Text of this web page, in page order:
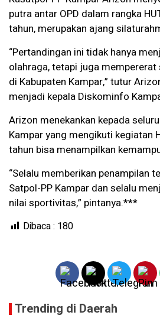
putra antar OPD dalam rangka
tahun, merupakan ajang
“Pertandingan ini tidak hanya
olahraga, tetapi juga mempererat
di Kabupaten Kampar,” tutur
menjadi kepala Diskominfo
Arizon menekankan kepada
Kampar yang mengikuti kegiatan
tahun bisa menampilkan
“Selalu memberikan penampilan
Satpol-PP Kampar dan selalu
nilai sportivitas,” pintanya.***
Dibaca : 180
Trending di Daerah